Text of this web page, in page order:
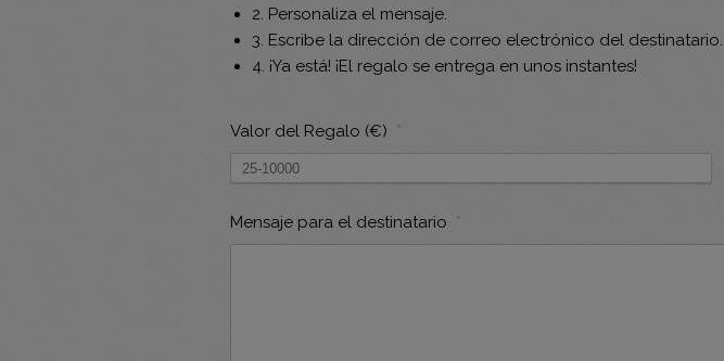
2. Personaliza el mensaje.
3. Escribe la dirección de correo electrónico del destinatario.
4. ¡Ya está! ¡El regalo se entrega en unos instantes!
Valor del Regalo (€) *
Mensaje para el destinatario *